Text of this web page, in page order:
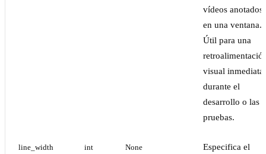
vídeos anotados
en una ventana.
Útil para una
visual inmediata
durante el
desarrollo o las
pruebas.
line_width
int
None
Especifica el